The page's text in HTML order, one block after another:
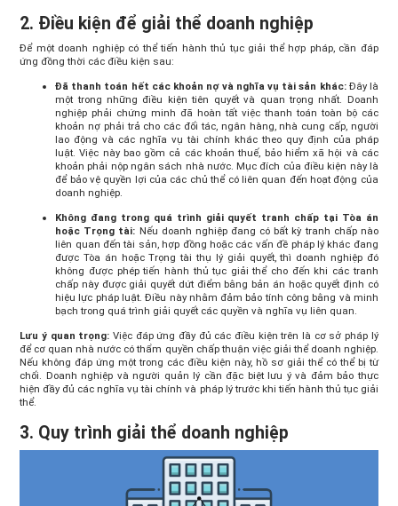
2. Điều kiện để giải thể doanh nghiệp
Để một doanh nghiệp có thể tiến hành thủ tục giải thể hợp pháp, cần đáp
ứng đồng thời các điều kiện sau:
Đã thanh toán hết các khoản nợ và nghĩa vụ tài sản khác:Đây là
một trong những điều kiện tiên quyết và quan trọng nhất. Doanh
nghiệp phải chứng minh đã hoàn tất việc thanh toán toàn bộ các
khoản nợ phải trả cho các đối tác, ngân hàng, nhà cung cấp, người
lao động và các nghĩa vụ tài chính khác theo quy định của pháp
luật. Việc này bao gồm cả các khoản thuế, bảo hiểm xã hội và các
khoản phải nộp ngân sách nhà nước. Mục đích của điều kiện này là
để bảo vệ quyền lợi của các chủ thể có liên quan đến hoạt động của
doanh nghiệp.
Không đang trong quá trình giải quyết tranh chấp tại Tòa án
hoặc Trọng tài: Nếu doanh nghiệp đang có bất kỳ tranh chấp nào
liên quan đến tài sản, hợp đồng hoặc các vấn đề pháp lý khác đang
được Tòa án hoặc Trọng tài thụ lý giải quyết, thì doanh nghiệp đó
không được phép tiến hành thủ tục giải thể cho đến khi các tranh
chấp này được giải quyết dứt điểm bằng bản án hoặc quyết định có
hiệu lực pháp luật. Điều này nhằm đảm bảo tính công bằng và minh
bạch trong quá trình giải quyết các quyền và nghĩa vụ liên quan.
Lưu ý quan trọng: Việc đáp ứng đầy đủ các điều kiện trên là cơ sở pháp lý
để cơ quan nhà nước có thẩm quyền chấp thuận việc giải thể doanh nghiệp.
Nếu không đáp ứng một trong các điều kiện này, hồ sơ giải thể có thể bị từ
chối. Doanh nghiệp và người quản lý cần đặc biệt lưu ý và đảm bảo thực
hiện đầy đủ các nghĩa vụ tài chính và pháp lý trước khi tiến hành thủ tục giải
thể.
3. Quy trình giải thể doanh nghiệp